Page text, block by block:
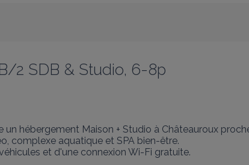
2 SDB & Studio, 6-8p
hébergement Maison + Studio à Châteauroux
complexe aquatique et SPA bien-être.
et d'une connexion Wi-Fi gratuite.